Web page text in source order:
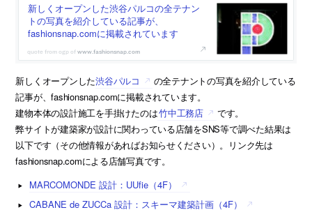
新しくオープンした渋谷パルコの全テナン
トの写真を紹介している記事が、
fashionsnap.comに掲載されています
www.fashionsnap.com
新しくオープンした渋谷パルコ
の全テナントの写真を紹介している
記事が、fashionsnap.comに掲載されています。
建物本体の設計施工を手掛けたのは竹中工務店
です。
弊サイトが建築家が設計に関わっている店舗をSNS等で調べた結果は
以下です（その他情報があればお知らせください）。リンク先は
fashionsnap.comによる店舗写真です。
MARCOMONDE 設計：UUfie（4F）
CABANE de ZUCCa 設計：スキーマ建築計画（4F）